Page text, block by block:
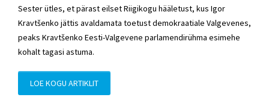
Sester ütles, et pärast eilset Riigikogu hääletust, kus Igor
Kravtšenko jättis avaldamata toetust demokraatiale Valgevenes,
peaks Kravtšenko Eesti-Valgevene parlamendirühma esimehe
kohalt tagasi astuma.
LOE KOGU ARTIKLIT